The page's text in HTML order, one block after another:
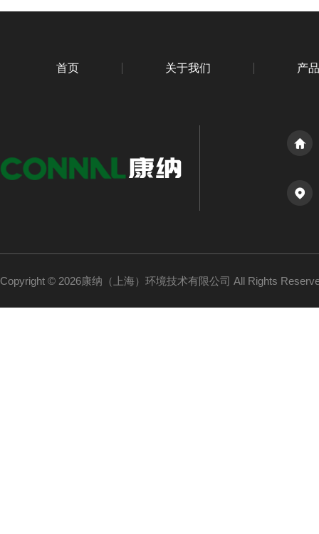
首页 关于我们 产
Copyright © 2026康纳（上海）环境技术有限公司 All Rights